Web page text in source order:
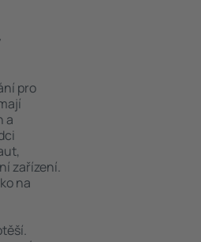
pro
a
zařízení.
na